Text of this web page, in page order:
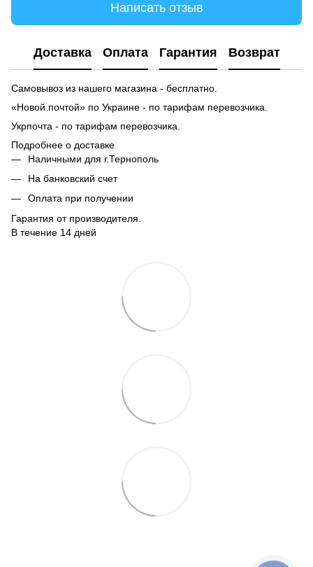
Написать отзыв
Доставка Оплата Гарантия Возврат
Самовывоз из нашего магазина - бесплатно.
«Новой почтой» по Украине - по тарифам перевозчика.
Укрпочта - по тарифам перевозчика.
Подробнее о доставке
Наличными для г.Тернополь
На банковский счет
Оплата при получении
Гарантия от производителя.
В течение 14 дней